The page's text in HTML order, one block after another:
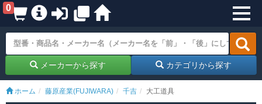
0
メーカーから探す カテゴリから探す
ホーム 藤原産業(FUJIWARA) 千吉 大工道具